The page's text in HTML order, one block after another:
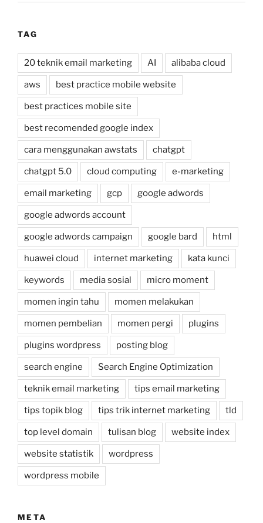
TAG
20 teknik email marketing AI alibaba cloud
aws best practice mobile website
best practices mobile site
best recomended google index
cara menggunakan awstats chatgpt
chatgpt 5.0 cloud computing e-marketing
email marketing gcp google adwords
google adwords account
google adwords campaign google bard html
huawei cloud internet marketing kata kunci
keywords media sosial micro moment
momen ingin tahu momen melakukan
momen pembelian momen pergi plugins
plugins wordpress posting blog
search engine Search Engine Optimization
teknik email marketing tips email marketing
tips topik blog tips trik internet marketing tld
top level domain tulisan blog website index
website statistik wordpress
wordpress mobile
META